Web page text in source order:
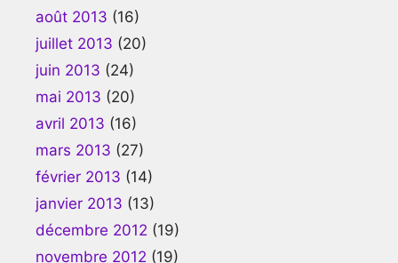
août 2013 (16)
juillet 2013 (20)
juin 2013 (24)
mai 2013 (20)
avril 2013 (16)
mars 2013 (27)
février 2013 (14)
janvier 2013 (13)
décembre 2012 (19)
novembre 2012 (19)